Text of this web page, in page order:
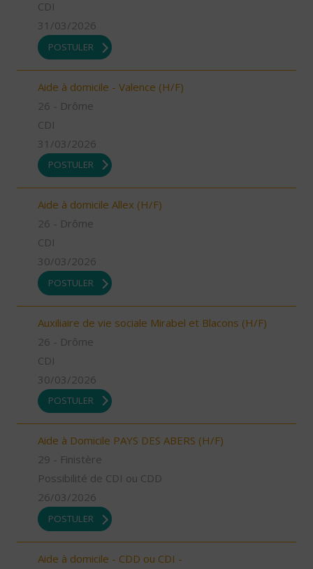
CDI
31/03/2026
POSTULER
Aide à domicile - Valence (H/F)
26 - Drôme
CDI
31/03/2026
POSTULER
Aide à domicile Allex (H/F)
26 - Drôme
CDI
30/03/2026
POSTULER
Auxiliaire de vie sociale Mirabel et Blacons (H/F)
26 - Drôme
CDI
30/03/2026
POSTULER
Aide à Domicile PAYS DES ABERS (H/F)
29 - Finistère
Possibilité de CDI ou CDD
26/03/2026
POSTULER
Aide à domicile - CDD ou CDI -